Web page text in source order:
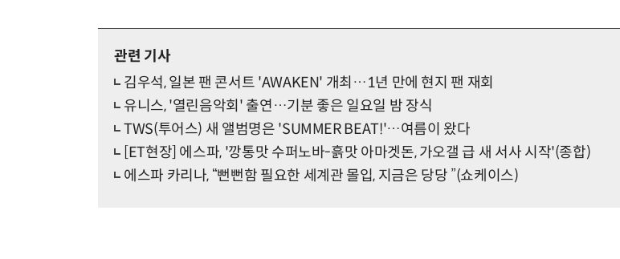
관련 기사
김우석, 일본 팬 콘서트 'AWAKEN' 개최…1년 만에 현지 팬 재회
유니스, '열린음악회' 출연…기분 좋은 일요일 밤 장식
TWS(투어스) 새 앨범명은 'SUMMER BEAT!'…여름이 왔다
[ET현장] 에스파, '깡통맛 수퍼노바-흙맛 아마겟돈, 가오갤 급 새 서사 시작'(종합)
에스파 카리나, “뻔뻔함 필요한 세계관 몰입, 지금은 당당 ”(쇼케이스)